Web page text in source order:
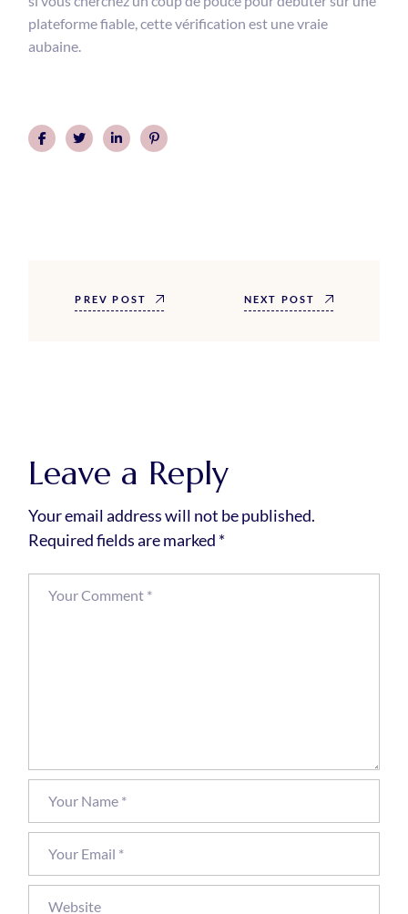
plateforme fiable, cette vérification est une vraie
aubaine.
PREV POST NEXT POST
Leave a Reply
Your email address will not be published.
Required fields are marked *